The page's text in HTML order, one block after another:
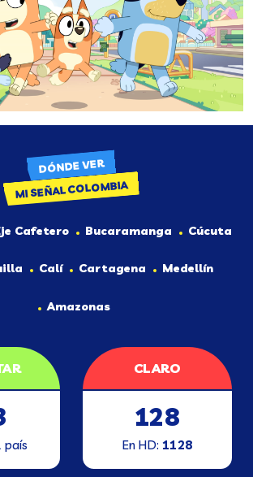
DÓNDE VER
MI SEÑAL COLOMBIA
Cafetero Bucaramanga Cúcuta
Calí Cartagena Medellín
Amazonas
país
CLARO
128
En HD:1128